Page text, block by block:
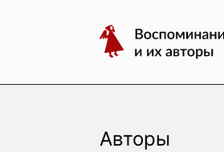
Воспоминания
о
и
авторы
Авторы